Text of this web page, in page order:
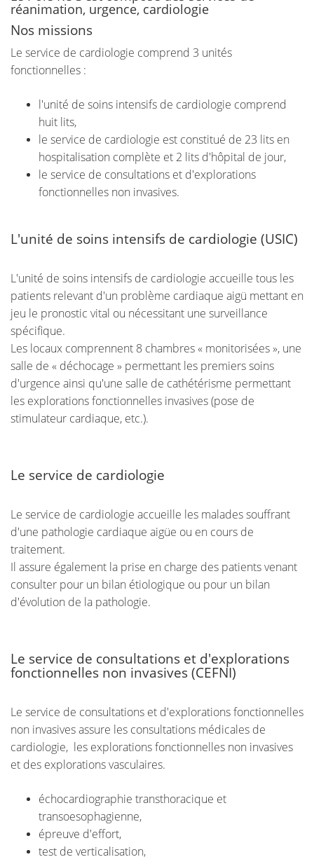
réanimation, urgence, cardiologie
Nos missions
Le service de cardiologie comprend 3 unités
fonctionnelles :
l'unité de soins intensifs de cardiologie comprend
huit lits,
le service de cardiologie est constitué de 23 lits en
hospitalisation complète et 2 lits d'hôpital de jour,
le service de consultations et d'explorations
fonctionnelles non invasives.
L'unité de soins intensifs de cardiologie (USIC)
L'unité de soins intensifs de cardiologie accueille tous les
patients relevant d'un problème cardiaque aigü mettant en
jeu le pronostic vital ou nécessitant une surveillance
spécifique.
Les locaux comprennent 8 chambres « monitorisées », une
salle de « déchocage » permettant les premiers soins
d'urgence ainsi qu'une salle de cathétérisme permettant
les explorations fonctionnelles invasives (pose de
stimulateur cardiaque, etc.).
Le service de cardiologie
Le service de cardiologie accueille les malades souffrant
d'une pathologie cardiaque aigüe ou en cours de
traitement.
Il assure également la prise en charge des patients venant
consulter pour un bilan étiologique ou pour un bilan
d'évolution de la pathologie.
Le service de consultations et d'explorations
fonctionnelles non invasives (CEFNI)
Le service de consultations et d'explorations fonctionnelles
non invasives assure les consultations médicales de
cardiologie, les explorations fonctionnelles non invasives
et des explorations vasculaires.
échocardiographie transthoracique et
transoesophagienne,
épreuve d'effort,
test de verticalisation,